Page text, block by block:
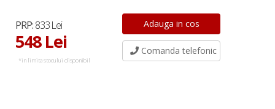
PRP:833 Lei
548 Lei
*in limita stocului disponibil
Comanda telefonic